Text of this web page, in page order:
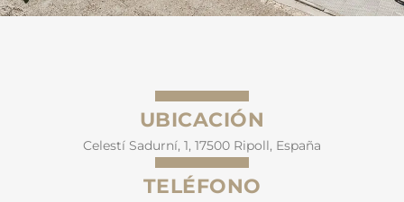
UBICACIÓN
Celestí Sadurní, 1, 17500 Ripoll, España
TELÉFONO